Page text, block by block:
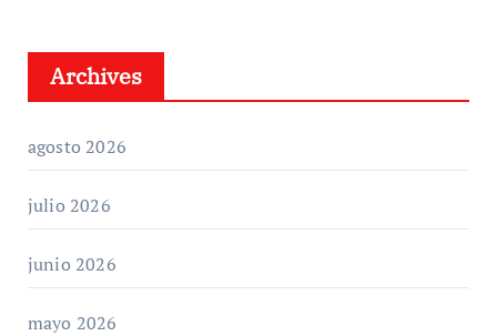
Archives
agosto 2026
julio 2026
junio 2026
mayo 2026